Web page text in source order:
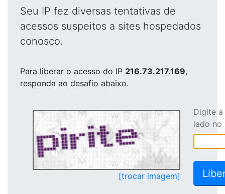
Seu IP fez diversas tentativas de
acessos suspeitos a sites hospedados
conosco.
Para liberar o acesso do IP 216.73.217.169,
responda ao desafio abaixo.
[trocar imagem]
Digite
lado no